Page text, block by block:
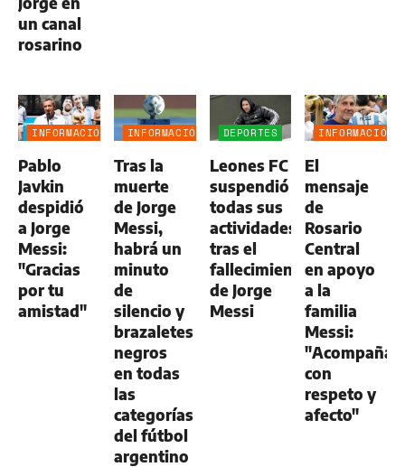
un canal
rosarino
INFORMACIÓN
Pablo
Javkin
despidió
a Jorge
Messi:
"Gracias
por tu
amistad"
INFORMACIÓN
Tras la
muerte
de Jorge
Messi,
habrá un
minuto
de
silencio y
brazaletes
negros
en todas
las
categorías
del fútbol
argentino
DEPORTES
Leones FC
suspendió
todas sus
actividades
tras el
fallecimiento
de Jorge
Messi
INFORMACIÓN
El
mensaje
de
Rosario
Central
en apoyo
a la
familia
Messi:
con
respeto y
afecto"